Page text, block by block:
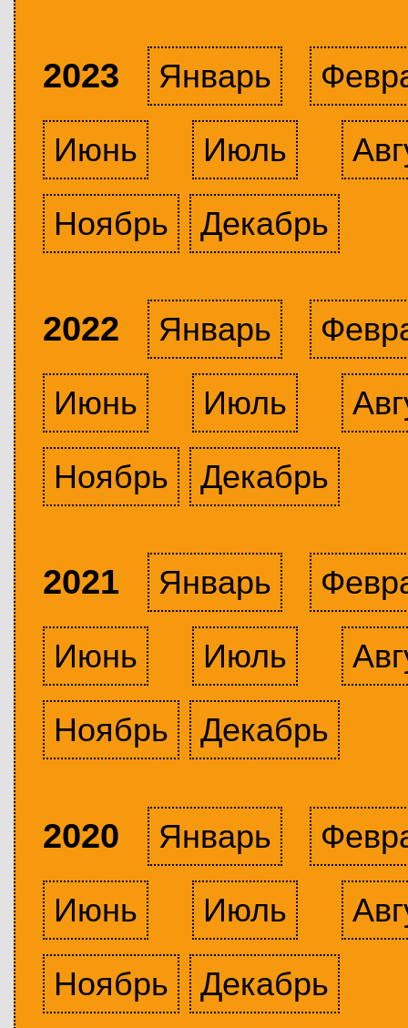
2023 Январь
Июнь
Июль
Ноябрь
Декабрь
2022 Январь
Июнь
Июль
Ноябрь
Декабрь
2021 Январь
Июнь
Июль
Ноябрь
Декабрь
2020 Январь
Июнь
Июль
Ноябрь
Декабрь